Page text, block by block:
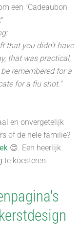
een "Cadeaubon
that you didn't have
that was practical,
remembered for a
for a flu shot."
en onvergetelijk
of de hele familie?
😊. Een heerlijk
te koesteren.